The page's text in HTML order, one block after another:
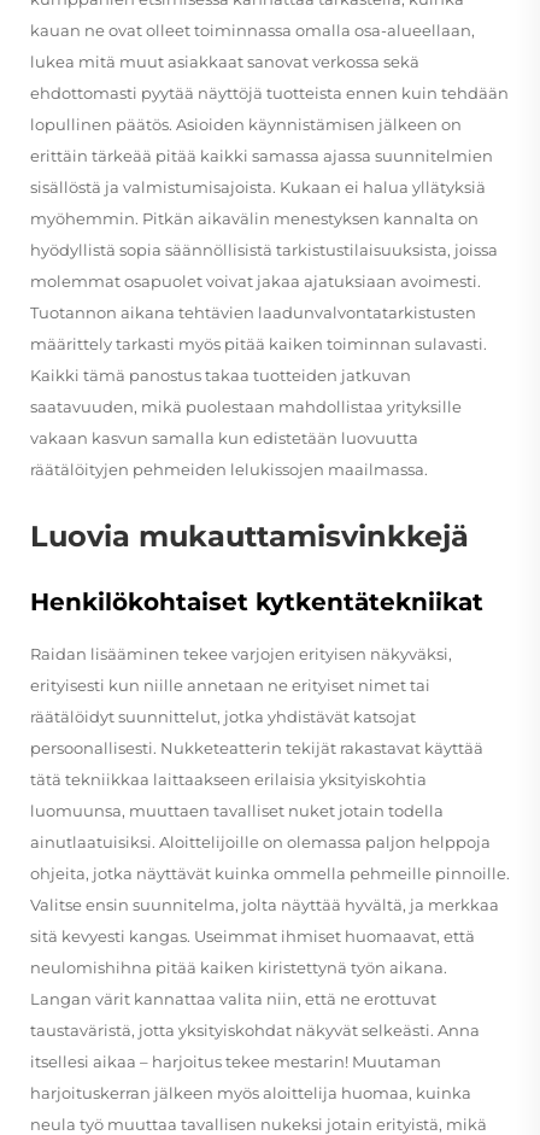
kauan ne ovat olleet toiminnassa omalla osa-alueellaan,
lukea mitä muut asiakkaat sanovat verkossa sekä
ehdottomasti pyytää näyttöjä tuotteista ennen kuin tehdään
lopullinen päätös. Asioiden käynnistämisen jälkeen on
erittäin tärkeää pitää kaikki samassa ajassa suunnitelmien
sisällöstä ja valmistumisajoista. Kukaan ei halua yllätyksiä
myöhemmin. Pitkän aikavälin menestyksen kannalta on
hyödyllistä sopia säännöllisistä tarkistustilaisuuksista, joissa
molemmat osapuolet voivat jakaa ajatuksiaan avoimesti.
Tuotannon aikana tehtävien laadunvalvontatarkistusten
määrittely tarkasti myös pitää kaiken toiminnan sulavasti.
Kaikki tämä panostus takaa tuotteiden jatkuvan
saatavuuden, mikä puolestaan mahdollistaa yrityksille
vakaan kasvun samalla kun edistetään luovuutta
räätälöityjen pehmeiden lelukissojen maailmassa.
Luovia mukauttamisvinkkejä
Henkilökohtaiset kytkentätekniikat
Raidan lisääminen tekee varjojen erityisen näkyväksi,
erityisesti kun niille annetaan ne erityiset nimet tai
räätälöidyt suunnittelut, jotka yhdistävät katsojat
persoonallisesti. Nukketeatterin tekijät rakastavat käyttää
tätä tekniikkaa laittaakseen erilaisia yksityiskohtia
luomuunsa, muuttaen tavalliset nuket jotain todella
ainutlaatuisiksi. Aloittelijoille on olemassa paljon helppoja
ohjeita, jotka näyttävät kuinka ommella pehmeille pinnoille.
Valitse ensin suunnitelma, jolta näyttää hyvältä, ja merkkaa
sitä kevyesti kangas. Useimmat ihmiset huomaavat, että
neulomishihna pitää kaiken kiristettynä työn aikana.
Langan värit kannattaa valita niin, että ne erottuvat
taustaväristä, jotta yksityiskohdat näkyvät selkeästi. Anna
itsellesi aikaa – harjoitus tekee mestarin! Muutaman
harjoituskerran jälkeen myös aloittelija huomaa, kuinka
neula työ muuttaa tavallisen nukeksi jotain erityistä, mikä